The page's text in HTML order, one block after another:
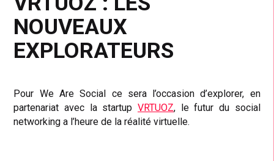
NOUVEAUX
EXPLORATEURS
Pour We Are Social ce sera l’occasion d’explorer, en
partenariat avec la startup VRTUOZ, le futur du social
networking a l’heure de la réalité virtuelle.